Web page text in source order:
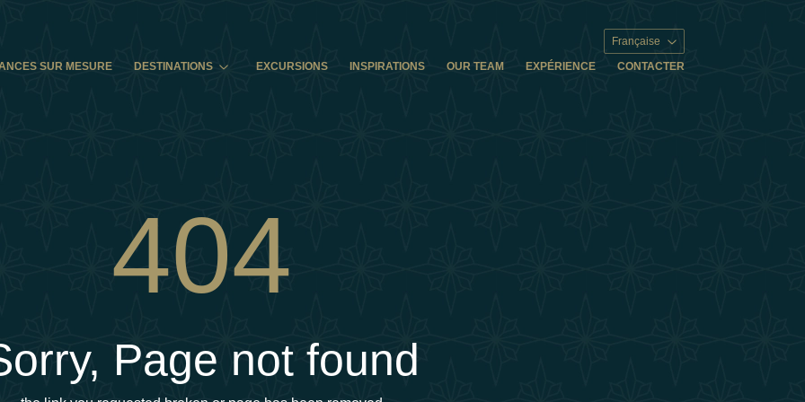
Française
SUR MESURE
DESTINATIONS EXCURSIONS INSPIRATIONS OUR TEAM EXPÉRIENCE CONTACTER
404
Page not found